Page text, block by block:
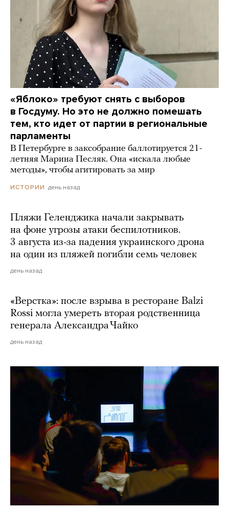
«Яблоко» требуют снять с выборов
в Госдуму. Но это не должно помешать
тем, кто идет от партии в региональные
парламенты
В Петербурге в заксобрание баллотируется 21-
летняя Марина Песляк. Она «искала любые
методы», чтобы агитировать за мир
ИСТОРИИ день назад
Пляжи Геленджика начали закрывать
на фоне угрозы атаки беспилотников.
3 августа из-за падения украинского дрона
на один из пляжей погибли семь человек
день назад
«Верстка»: после взрыва в ресторане Balzi
Rossi могла умереть вторая родственница
генерала Александра Чайко
день назад